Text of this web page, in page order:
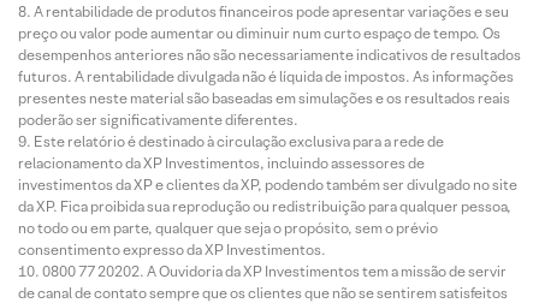
A rentabilidade de produtos financeiros pode apresentar variações e seu
preço ou valor pode aumentar ou diminuir num curto espaço de tempo. Os
desempenhos anteriores não são necessariamente indicativos de resultados
futuros. A rentabilidade divulgada não é líquida de impostos. As informações
presentes neste material são baseadas em simulações e os resultados reais
poderão ser significativamente diferentes.
Este relatório é destinado à circulação exclusiva para a rede de
relacionamento da XP Investimentos, incluindo assessores de
investimentos da XP e clientes da XP, podendo também ser divulgado no site
da XP. Fica proibida sua reprodução ou redistribuição para qualquer pessoa,
no todo ou em parte, qualquer que seja o propósito, sem o prévio
consentimento expresso da XP Investimentos.
0800 77 20202. A Ouvidoria da XP Investimentos tem a missão de servir
de canal de contato sempre que os clientes que não se sentirem satisfeitos